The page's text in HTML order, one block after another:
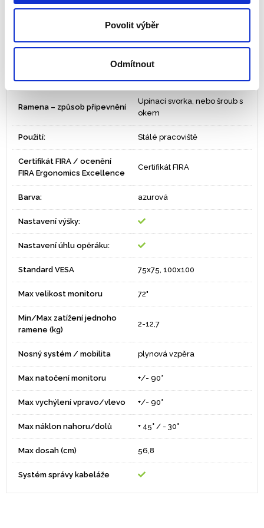
Povolit výběr
Odmítnout
bolesti šíje a krční páteře
Ramena – způsob připevnění
Upínací svorka, nebo šroub s
okem
Použití: Stálé pracoviště
Certifikát FIRA / ocenění
FIRA Ergonomics Excellence
Certifikát FIRA
Barva: azurová
Nastavení výšky:
Nastavení úhlu opěráku:
Standard VESA 75x75, 100x100
Max velikost monitoru 72"
Min/Max zatížení jednoho
ramene (kg)
2-12,7
Nosný systém / mobilita plynová vzpěra
Max natočení monitoru +/- 90°
Max vychýlení vpravo/vlevo +/- 90°
Max náklon nahoru/dolů + 45° / - 30°
Max dosah (cm) 56,8
Systém správy kabeláže